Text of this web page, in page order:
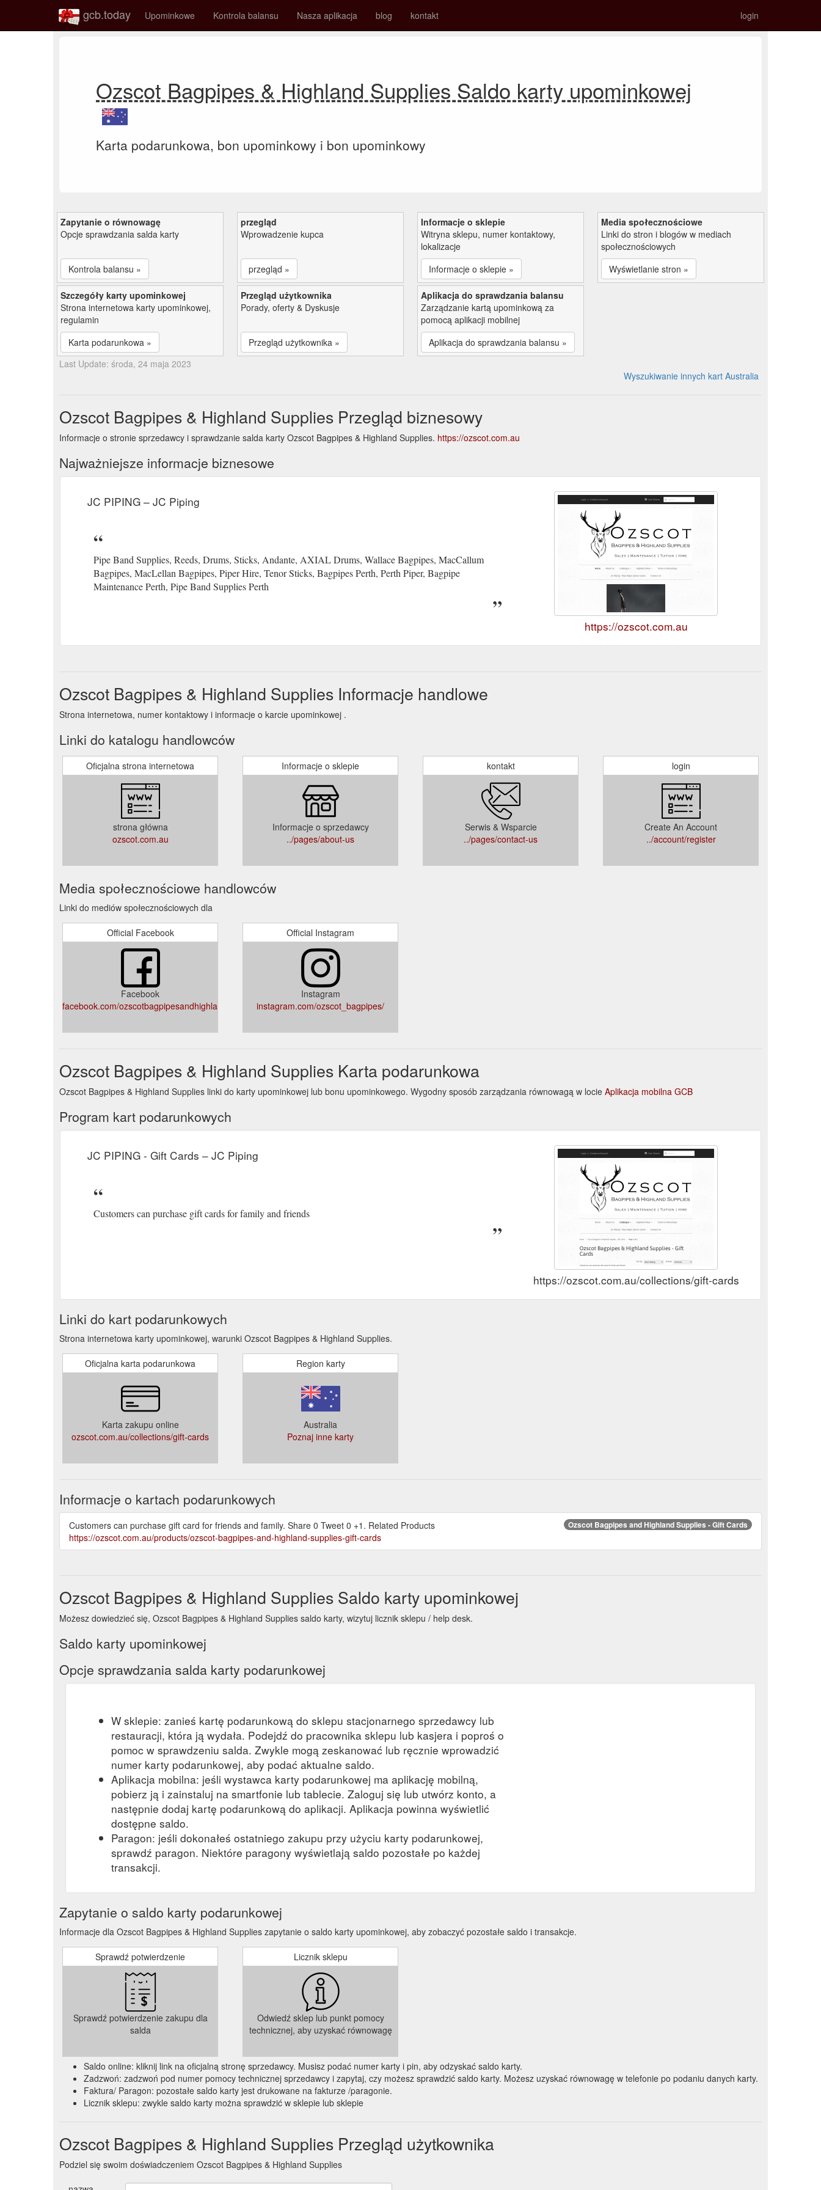
gcb.today Upominkowe Kontrola balansu Nasza aplikacja blog kontakt login
Ozscot Bagpipes & Highland Supplies Saldo karty upominkowej
Karta podarunkowa, bon upominkowy i bon upominkowy
Zapytanie o równowagę
Opcje sprawdzania salda karty
Kontrola balansu »
przegląd
Wprowadzenie kupca
przegląd »
Informacje o sklepie
Witryna sklepu, numer kontaktowy,
lokalizacje
Informacje o sklepie »
Media społecznościowe
Linki do stron i blogów w mediach
społecznościowych
Wyświetlanie stron »
Szczegóły karty upominkowej
Strona internetowa karty upominkowej,
regulamin
Karta podarunkowa »
Przegląd użytkownika
Porady, oferty & Dyskusje
Przegląd użytkownika »
Aplikacja do sprawdzania balansu
Zarządzanie kartą upominkową za
pomocą aplikacji mobilnej
Aplikacja do sprawdzania balansu »
Last Update: środa, 24 maja 2023
Wyszukiwanie innych kart Australia
Ozscot Bagpipes & Highland Supplies Przegląd biznesowy
Informacje o stronie sprzedawcy i sprawdzanie salda karty Ozscot Bagpipes & Highland Supplies. https://ozscot.com.au
Najważniejsze informacje biznesowe
JC PIPING – JC Piping
Pipe Band Supplies, Reeds, Drums, Sticks, Andante, AXIAL Drums, Wallace Bagpipes, MacCallum
Bagpipes, MacLellan Bagpipes, Piper Hire, Tenor Sticks, Bagpipes Perth, Perth Piper, Bagpipe
Maintenance Perth, Pipe Band Supplies Perth
https://ozscot.com.au
Ozscot Bagpipes & Highland Supplies Informacje handlowe
Strona internetowa, numer kontaktowy i informacje o karcie upominkowej .
Linki do katalogu handlowców
Oficjalna strona internetowa
strona główna
ozscot.com.au
Informacje o sklepie
Informacje o sprzedawcy
../pages/about-us
kontakt
Serwis & Wsparcie
../pages/contact-us
login
Create An Account
../account/register
Media społecznościowe handlowców
Linki do mediów społecznościowych dla
Official Facebook
Facebook
facebook.com/ozscotbagpipesandhighlandsupplies/
Official Instagram
Instagram
instagram.com/ozscot_bagpipes/
Ozscot Bagpipes & Highland Supplies Karta podarunkowa
Ozscot Bagpipes & Highland Supplies linki do karty upominkowej lub bonu upominkowego. Wygodny sposób zarządzania równowagą w locie Aplikacja mobilna GCB
Program kart podarunkowych
JC PIPING - Gift Cards – JC Piping
Customers can purchase gift cards for family and friends
https://ozscot.com.au/collections/gift-cards
Linki do kart podarunkowych
Strona internetowa karty upominkowej, warunki Ozscot Bagpipes & Highland Supplies.
Oficjalna karta podarunkowa
Karta zakupu online
ozscot.com.au/collections/gift-cards
Region karty
Australia
Poznaj inne karty
Informacje o kartach podarunkowych
Ozscot Bagpipes and Highland Supplies - Gift Cards
Customers can purchase gift card for friends and family. Share 0 Tweet 0 +1. Related Products
https://ozscot.com.au/products/ozscot-bagpipes-and-highland-supplies-gift-cards
Ozscot Bagpipes & Highland Supplies Saldo karty upominkowej
Możesz dowiedzieć się, Ozscot Bagpipes & Highland Supplies saldo karty, wizytuj licznik sklepu / help desk.
Saldo karty upominkowej
Opcje sprawdzania salda karty podarunkowej
W sklepie: zanieś kartę podarunkową do sklepu stacjonarnego sprzedawcy lub
restauracji, która ją wydała. Podejdź do pracownika sklepu lub kasjera i poproś o
pomoc w sprawdzeniu salda. Zwykle mogą zeskanować lub ręcznie wprowadzić
numer karty podarunkowej, aby podać aktualne saldo.
Aplikacja mobilna: jeśli wystawca karty podarunkowej ma aplikację mobilną,
pobierz ją i zainstaluj na smartfonie lub tablecie. Zaloguj się lub utwórz konto, a
następnie dodaj kartę podarunkową do aplikacji. Aplikacja powinna wyświetlić
dostępne saldo.
Paragon: jeśli dokonałeś ostatniego zakupu przy użyciu karty podarunkowej,
sprawdź paragon. Niektóre paragony wyświetlają saldo pozostałe po każdej
transakcji.
Zapytanie o saldo karty podarunkowej
Informacje dla Ozscot Bagpipes & Highland Supplies zapytanie o saldo karty upominkowej, aby zobaczyć pozostałe saldo i transakcje.
Sprawdź potwierdzenie
Sprawdź potwierdzenie zakupu dla
salda
Licznik sklepu
Odwiedź sklep lub punkt pomocy
technicznej, aby uzyskać równowagę
Saldo online: kliknij link na oficjalną stronę sprzedawcy. Musisz podać numer karty i pin, aby odzyskać saldo karty.
Zadzwoń: zadzwoń pod numer pomocy technicznej sprzedawcy i zapytaj, czy możesz sprawdzić saldo karty. Możesz uzyskać równowagę w telefonie po podaniu danych karty.
Faktura/ Paragon: pozostałe saldo karty jest drukowane na fakturze /paragonie.
Licznik sklepu: zwykle saldo karty można sprawdzić w sklepie lub sklepie
Ozscot Bagpipes & Highland Supplies Przegląd użytkownika
Podziel się swoim doświadczeniem Ozscot Bagpipes & Highland Supplies